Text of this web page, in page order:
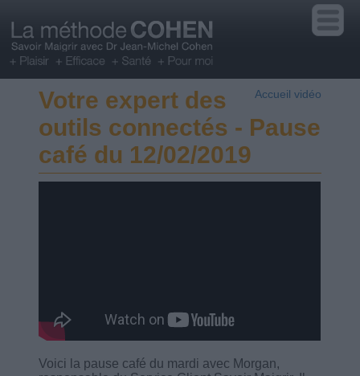
Accueil vidéo
Votre expert des
outils connectés - Pause
café du 12/02/2019
Voici la pause café du mardi avec Morgan,